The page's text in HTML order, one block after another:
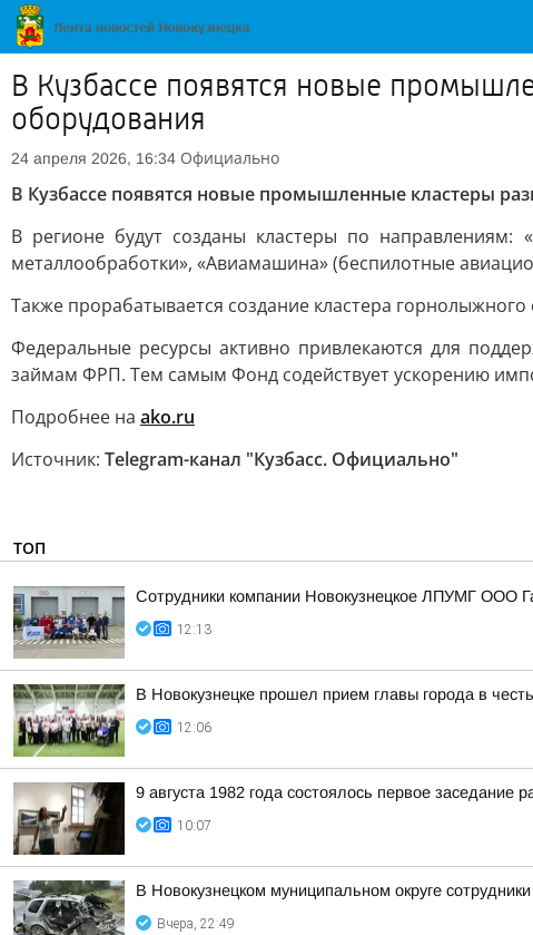
В Кузбассе появятся новые
оборудования
24 апреля 2026, 16:34 Официально
В Кузбассе появятся новые промышленные кластеры
В регионе будут созданы кластеры по направлениям:
металлообработки», «Авиамашина» (беспилотные
Также прорабатывается создание кластера
Федеральные ресурсы активно привлекаются для
займам ФРП. Тем самым Фонд содействует ускорению
Подробнее на ako.ru
Источник: Telegram-канал "Кузбасс. Официально"
ТОП
Сотрудники компании Новокузнецкое ЛПУМГ ООО
12:13
В Новокузнецке прошел прием главы города в
12:06
9 августа 1982 года состоялось первое
10:07
В Новокузнецком муниципальном округе
Вчера, 22:49